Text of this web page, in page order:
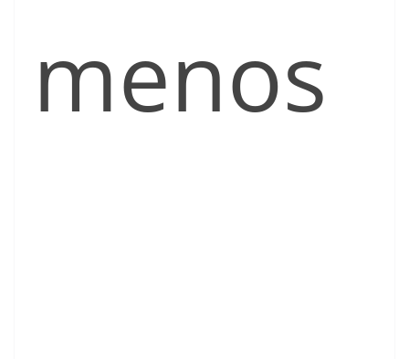
menos